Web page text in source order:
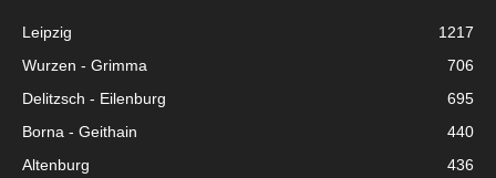
Leipzig
1217
Wurzen - Grimma
706
Delitzsch - Eilenburg
695
Borna - Geithain
440
Altenburg
436